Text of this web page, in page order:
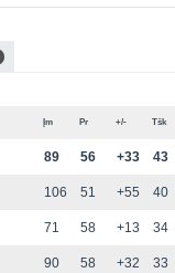
Įm Pr +/- Tšk
89 56 +33 43
106 51 +55 40
71 58 +13 34
90 58 +32 33